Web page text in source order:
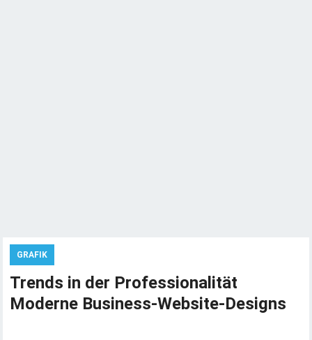
GRAFIK
Trends in der Professionalität
Moderne Business-Website-Designs